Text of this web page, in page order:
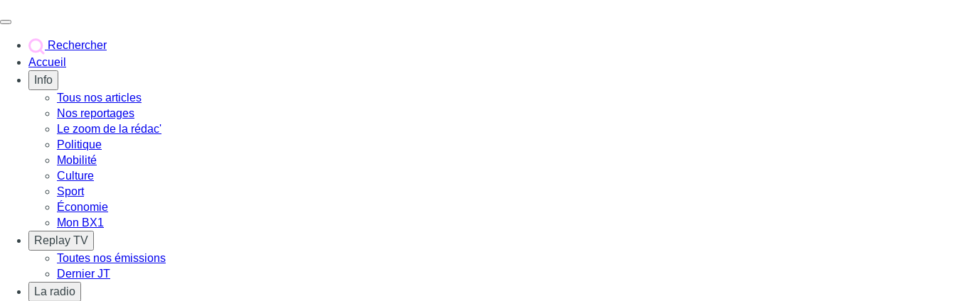
Rechercher
Accueil
Info
Tous nos articles
Nos reportages
Le zoom de la rédac'
Politique
Mobilité
Culture
Sport
Économie
Mon BX1
Replay TV
Toutes nos émissions
Dernier JT
La radio